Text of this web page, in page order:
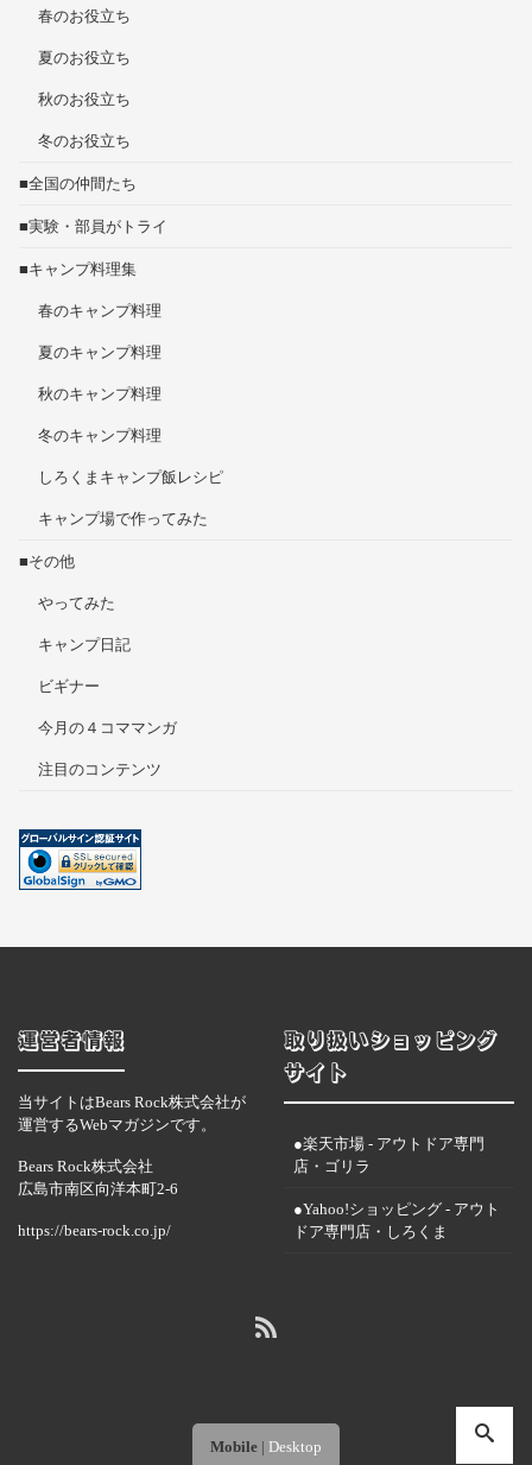
春のお役立ち
夏のお役立ち
秋のお役立ち
冬のお役立ち
■全国の仲間たち
■実験・部員がトライ
■キャンプ料理集
春のキャンプ料理
夏のキャンプ料理
秋のキャンプ料理
冬のキャンプ料理
しろくまキャンプ飯レシピ
キャンプ場で作ってみた
■その他
やってみた
キャンプ日記
ビギナー
今月の４コママンガ
注目のコンテンツ
運営者情報
当サイトはBears Rock株式会社が
運営するWebマガジンです。
Bears Rock株式会社
広島市南区向洋本町2-6
https://bears-rock.co.jp/
取り扱いショッピング
サイト
●楽天市場 - アウトドア専門
店・ゴリラ
●Yahoo!ショッピング - アウト
ドア専門店・しろくま
Mobile | Desktop